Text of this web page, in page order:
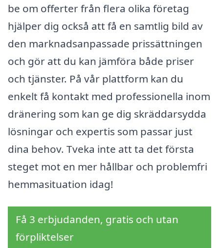
be om offerter från flera olika företag
hjälper dig också att få en samtlig bild av
den marknadsanpassade prissättningen
och gör att du kan jämföra både priser
och tjänster. På vår plattform kan du
enkelt få kontakt med professionella inom
dränering som kan ge dig skräddarsydda
lösningar och expertis som passar just
dina behov. Tveka inte att ta det första
steget mot en mer hållbar och problemfri
hemmasituation idag!
Få 3 erbjudanden, gratis och utan
förpliktelser